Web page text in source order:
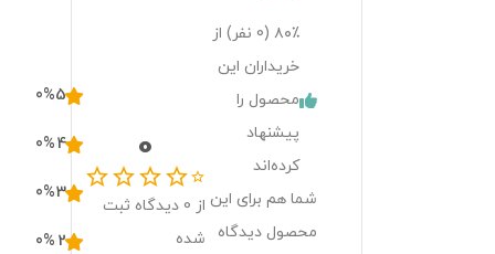
۸۰٪ ( 0 نفر) از
خریداران این
محصول را
پیشنهاد
کرده‌اند
شما هم برای این
محصول دیدگاه
0
از 0 دیدگاه ثبت
شده
5
0%
4
0%
3
0%
2
0%